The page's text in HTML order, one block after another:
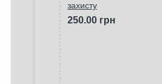
захисту
250.00 грн